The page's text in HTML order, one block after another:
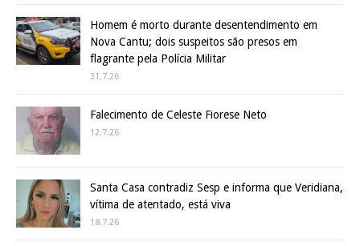
Homem é morto durante desentendimento em
Nova Cantu; dois suspeitos são presos em
flagrante pela Polícia Militar
31.7.26
Falecimento de Celeste Fiorese Neto
12.7.26
Santa Casa contradiz Sesp e informa que Veridiana,
vítima de atentado, está viva
18.7.26